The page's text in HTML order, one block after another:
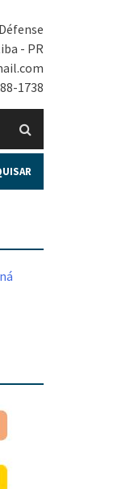
- PR
1738